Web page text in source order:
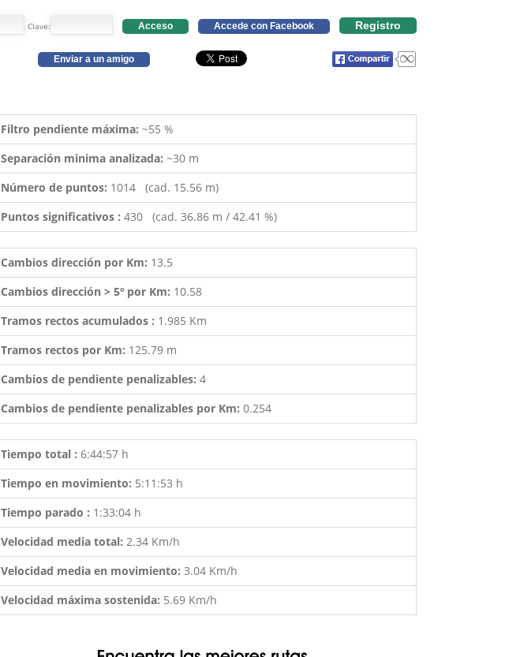
Clave: Acceso Accede con Facebook Registro
Enviar a un amigo
Filtro pendiente máxima: ~55 %
Separación minima analizada: ~30 m
Número de puntos: 1014 (cad. 15.56 m)
Puntos significativos : 430 (cad. 36.86 m / 42.41 %)
Cambios dirección por Km: 13.5
Cambios dirección > 5º por Km: 10.58
Tramos rectos acumulados : 1.985 Km
Tramos rectos por Km: 125.79 m
Cambios de pendiente penalizables: 4
Cambios de pendiente penalizables por Km: 0.254
Tiempo total : 6:44:57 h
Tiempo en movimiento: 5:11:53 h
Tiempo parado : 1:33:04 h
Velocidad media total: 2.34 Km/h
Velocidad media en movimiento: 3.04 Km/h
Velocidad máxima sostenida: 5.69 Km/h